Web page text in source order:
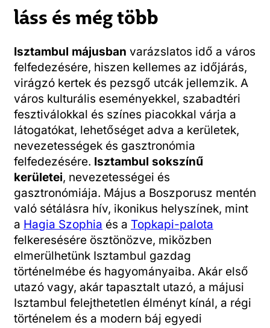
láss és még több
Isztambul májusban varázslatos idő a város
felfedezésére, hiszen kellemes az időjárás,
virágzó kertek és pezsgő utcák jellemzik. A
város kulturális eseményekkel, szabadtéri
fesztiválokkal és színes piacokkal várja a
látogatókat, lehetőséget adva a kerületek,
nevezetességek és gasztronómia
felfedezésére. Isztambul sokszínű
kerületei, nevezetességei és
gasztronómiája. Május a Boszporusz mentén
való sétálásra hív, ikonikus helyszínek, mint
a Hagia Szophia és a Topkapi-palota
felkeresésére ösztönözve, miközben
elmerülhetünk Isztambul gazdag
történelmébe és hagyományaiba. Akár első
utazó vagy, akár tapasztalt utazó, a májusi
Isztambul felejthetetlen élményt kínál, a régi
történelem és a modern báj egyedi